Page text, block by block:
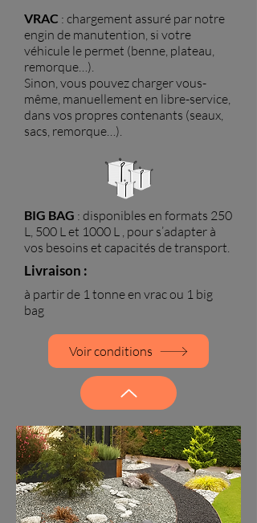
VRAC : chargement assuré par notre
engin de manutention, si votre
véhicule le permet (benne, plateau,
remorque…).
Sinon, vous pouvez charger vous-
même, manuellement en libre-service,
dans vos propres contenants (seaux,
sacs, remorque…).
BIG BAG : disponibles en formats 250
L, 500 L et 1000 L , pour s’adapter à
vos besoins et capacités de transport.
Livraison :
à partir de 1 tonne en vrac ou 1 big
bag
Voir conditions